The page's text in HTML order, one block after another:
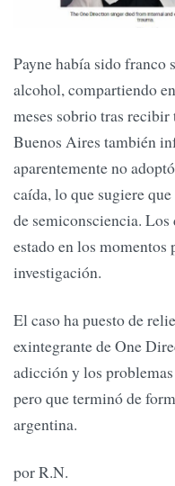
Payne había sido franco
alcohol, compartiendo
meses sobrio tras
Buenos Aires también
aparentemente no
caída, lo que sugiere
de semiconsciencia.
estado en los
investigación.
El caso ha puesto de
exintegrante de One
adicción y los
pero que terminó de
argentina.
por R.N.